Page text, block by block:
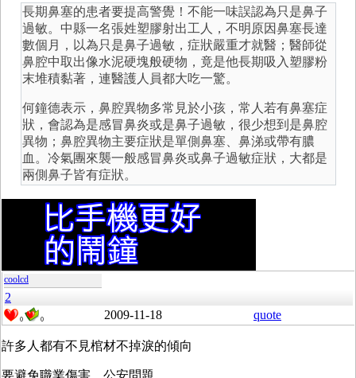
長期鼻塞的患者要提高警覺！不能一味誤認為只是鼻子
過敏。中縣一名張姓塑膠射出工人，不明原因鼻塞長達
數個月，以為只是鼻子過敏，症狀嚴重才就醫；醫師從
鼻腔中取出像水泥硬塊般硬物，竟是他長期吸入塑膠粉
末堆積黏著，連醫護人員都大吃一驚。
何鐘德表示，鼻腔異物多常見於小孩，常人若有鼻塞症
狀，會認為是感冒鼻炎或是鼻子過敏，很少想到是鼻腔
異物；鼻腔異物主要症狀是單側鼻塞、鼻涕或帶有膿
血。冷氣團來襲一般感冒鼻炎或鼻子過敏症狀，大都是
兩側鼻子皆有症狀。
coolcd
2
0 0 2009-11-18 quote
許多人都有不見棺材不掉淚的傾向